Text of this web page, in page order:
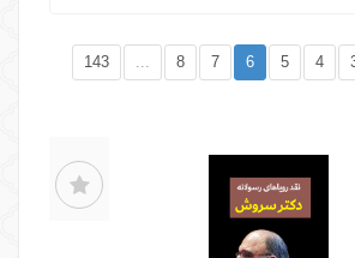
4
5
6
7
8
...
143